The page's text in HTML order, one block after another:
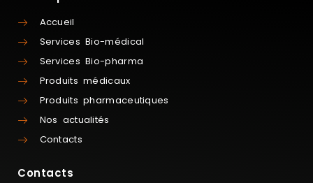
Accueil
Services Bio-médical
Services Bio-pharma
Produits médicaux
Produits pharmaceutiques
Nos actualités
Contacts
Contacts